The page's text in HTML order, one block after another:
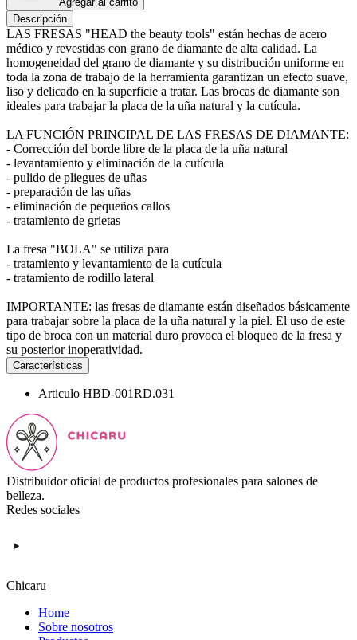
Descripción
LAS FRESAS "HEAD the beauty tools" están hechas de acero
médico y revestidas con grano de diamante de alta calidad. La
homogeneidad del grano de diamante y su distribución uniforme en
toda la zona de trabajo de la herramienta garantizan un efecto suave,
liso y delicado en la superficie a tratar. Las brocas de diamante son
ideales para trabajar la placa de la uña natural y la cutícula.
LA FUNCIÓN PRINCIPAL DE LAS FRESAS DE DIAMANTE:
- Corrección del borde libre de la placa de la uña natural
- levantamiento y eliminación de la cutícula
- pulido de pliegues de uñas
- preparación de las uñas
- eliminación de pequeños callos
- tratamiento de grietas
La fresa "BOLA" se utiliza para
- tratamiento y levantamiento de la cutícula
- tratamiento de rodillo lateral
IMPORTANTE: las fresas de diamante están diseñados básicamente
para trabajar sobre la placa de la uña natural y la piel. El uso de este
tipo de broca con un material duro provoca el bloqueo de la fresa y
su posterior inoperatividad.
Características
Articulo HBD-001RD.031
Distribuidor oficial de productos profesionales para salones de
belleza.
Redes sociales
Chicaru
Home
Sobre nosotros